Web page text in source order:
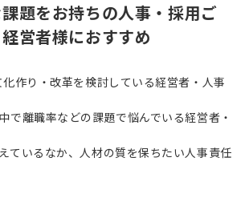
題をお持ちの人事・採用ご
営者様におすすめ
作り・改革を検討している経営者・人事
で離職率などの課題で悩んでいる経営者・
ているなか、人材の質を保ちたい人事責任